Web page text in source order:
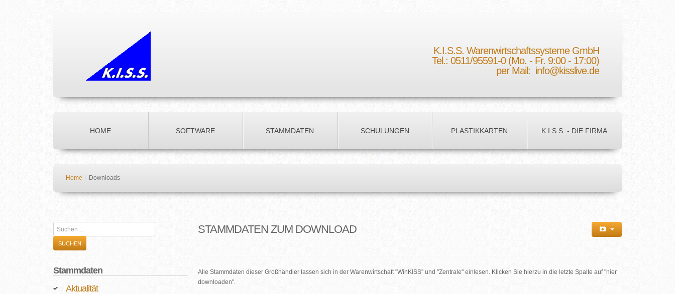
K.I.S.S. Warenwirtschaftssysteme GmbH
Tel.: 0511/95591-0 (Mo. - Fr. 9:00 - 17:00)
per Mail: info@kisslive.de
HOME SOFTWARE STAMMDATEN SCHULUNGEN PLASTIKKARTEN K.I.S.S. - DIE FIRMA
Home / Downloads
Suchen
...
SUCHEN
Stammdaten
Aktualität
STAMMDATEN ZUM DOWNLOAD
Alle Stammdaten dieser Großhändler lassen sich in der Warenwirtschaft "WinKISS" und "Zentrale" einlesen. Klicken Sie hierzu in die letzte Spalte auf "hier
downloaden".